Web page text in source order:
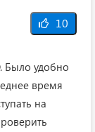
10
Было удобно
время
на